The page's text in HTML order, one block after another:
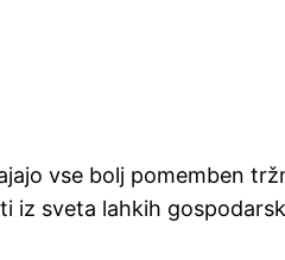
vse bolj pomemben
sveta lahkih